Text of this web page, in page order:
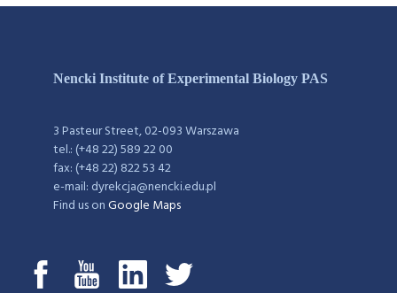
Nencki Institute of Experimental Biology PAS
3 Pasteur Street, 02-093 Warszawa
tel.: (+48 22) 589 22 00
fax: (+48 22) 822 53 42
e-mail: dyrekcja@nencki.edu.pl
Find us onGoogle Maps